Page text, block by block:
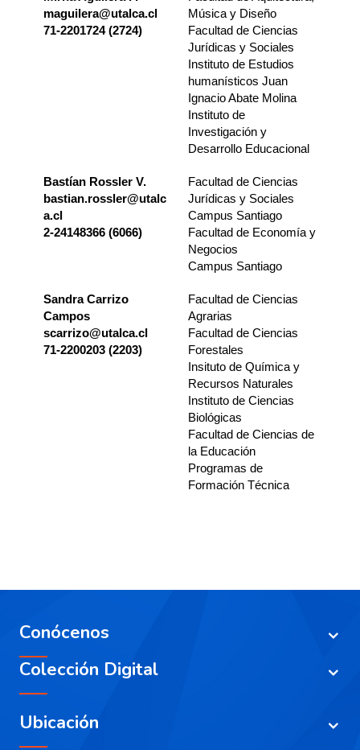
maguilera@utalca.cl
71-2201724 (2724)
Música y Diseño
Facultad de Ciencias
Jurídicas y Sociales
Instituto de Estudios
humanísticos Juan
Ignacio Abate Molina
Instituto de
Investigación y
Desarrollo Educacional
Bastían Rossler V.
bastian.rossler@utalc
a.cl
2-24148366 (6066)
Facultad de Ciencias
Jurídicas y Sociales
Campus Santiago
Facultad de Economía y
Negocios
Campus Santiago
Sandra Carrizo
Campos
scarrizo@utalca.cl
71-2200203 (2203)
Facultad de Ciencias
Agrarias
Facultad de Ciencias
Forestales
Insituto de Química y
Recursos Naturales
Instituto de Ciencias
Biológicas
Facultad de Ciencias de
la Educación
Programas de
Formación Técnica
Conócenos
Colección Digital
Ubicación